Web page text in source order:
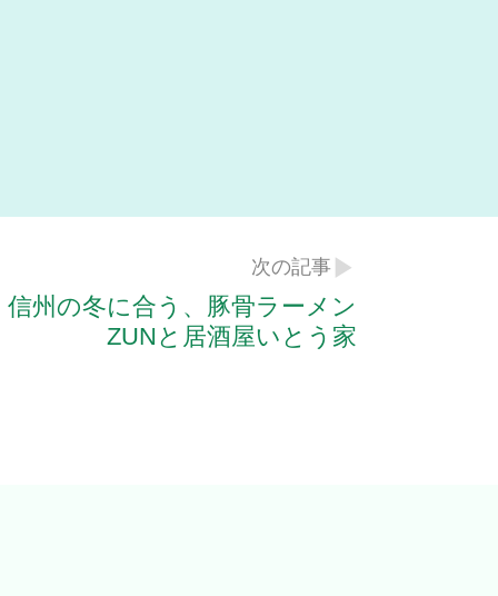
次の記事
信州の冬に合う、豚骨ラーメン
ZUNと居酒屋いとう家